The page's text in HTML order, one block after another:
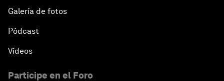
Galería de fotos
Pódcast
Vídeos
Participe en el Foro